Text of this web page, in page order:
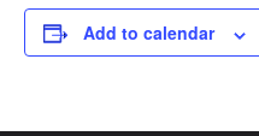
Add to calendar